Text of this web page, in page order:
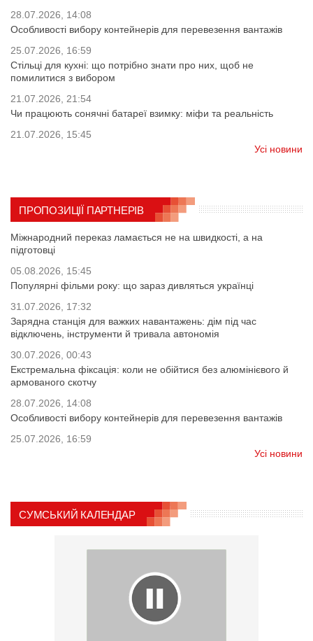
28.07.2026, 14:08
Особливості вибору контейнерів для перевезення вантажів
25.07.2026, 16:59
Стільці для кухні: що потрібно знати про них, щоб не
помилитися з вибором
21.07.2026, 21:54
Чи працюють сонячні батареї взимку: міфи та реальність
21.07.2026, 15:45
Усі новини
ПРОПОЗИЦІЇ ПАРТНЕРІВ
Міжнародний переказ ламається не на швидкості, а на
підготовці
05.08.2026, 15:45
Популярні фільми року: що зараз дивляться українці
31.07.2026, 17:32
Зарядна станція для важких навантажень: дім під час
відключень, інструменти й тривала автономія
30.07.2026, 00:43
Екстремальна фіксація: коли не обійтися без алюмінієвого й
армованого скотчу
28.07.2026, 14:08
Особливості вибору контейнерів для перевезення вантажів
25.07.2026, 16:59
Усі новини
СУМСЬКИЙ КАЛЕНДАР